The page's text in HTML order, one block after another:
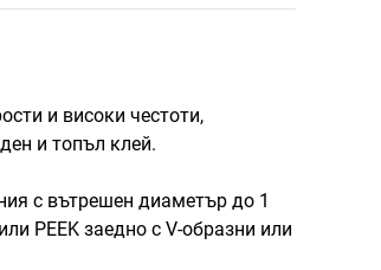
и високи честоти,
и топъл клей.
с вътрешен диаметър до 1
PEEK заедно с V-образни или